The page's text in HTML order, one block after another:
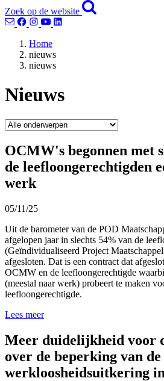
Zoek op de website
Home
nieuws
nieuws
Nieuws
OCMW's begonnen met
de leefloongerechtigden
werk
05/11/25
Uit de barometer van de POD
afgelopen jaar in slechts 54% van de
(Geïndividualiseerd Project
afgesloten. Dat is een contract dat
OCMW en de leefloongerechtigde
(meestal naar werk) probeert te maken
leefloongerechtigde.
Lees meer
Meer duidelijkheid voor
over de beperking van de
werkloosheidsuitkering